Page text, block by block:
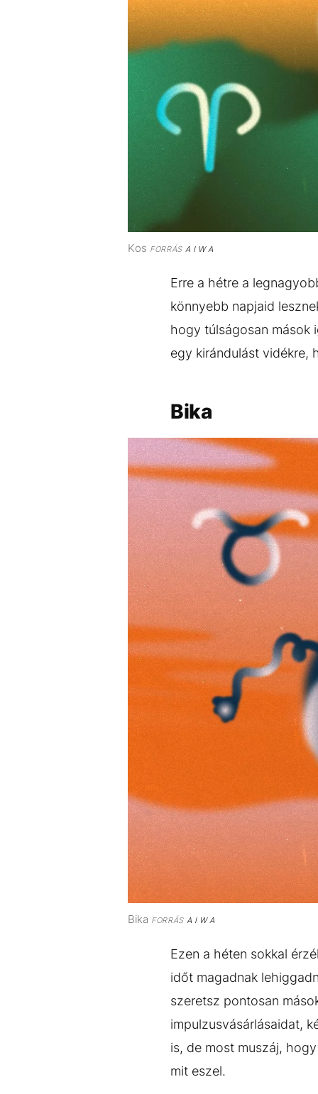
Kos FORRÁSA I W A
Erre a hétre a
könnyebb napjaid
hogy túlságosan mások
egy kirándulást vidékre,
Bika
Bika FORRÁSA I W A
Ezen a héten sokkal
időt magadnak
szeretsz pontosan
impulzusvásárlásaidat,
is, de most muszáj,
mit eszel.